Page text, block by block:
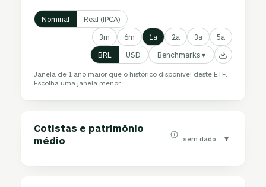
Nominal Real (IPCA)
3m 6m 1a 2a 3a 5a
BRL USD Benchmarks ▾
Janela de 1 ano maior que o histórico disponível deste ETF.
Escolha uma janela menor.
Cotistas e patrimônio
médio
sem dado ▾